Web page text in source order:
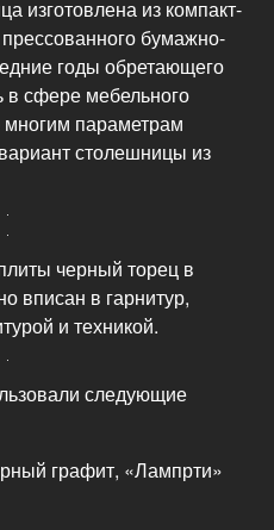
изготовлена из компакт-
бумажно-
годы обретающего
в сфере мебельного
параметрам
столешницы из
черный торец в
вписан в гарнитур,
и техникой.
следующие
графит, «Лампрти»